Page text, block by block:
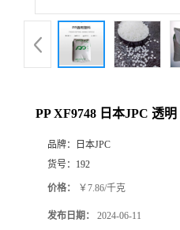
PP XF9748 日本JPC 透
品牌：
日本JPC
货号： 192
价格： ￥7.86/千克
发布日期： 2024-06-11